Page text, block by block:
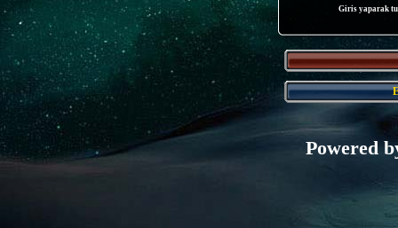
Giris yaparak
Powered